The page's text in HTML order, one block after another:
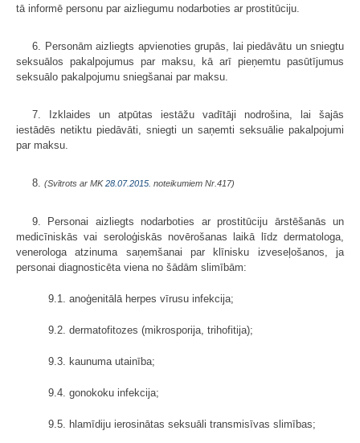
tā informē personu par aizliegumu nodarboties ar prostitūciju.
6. Personām aizliegts apvienoties grupās, lai piedāvātu un sniegtu
seksuālos pakalpojumus par maksu, kā arī pieņemtu pasūtījumus
seksuālo pakalpojumu sniegšanai par maksu.
7. Izklaides un atpūtas iestāžu vadītāji nodrošina, lai šajās
iestādēs netiktu piedāvāti, sniegti un saņemti seksuālie pakalpojumi
par maksu.
8. (Svītrots ar MK28.07.2015. noteikumiem Nr.417)
9. Personai aizliegts nodarboties ar prostitūciju ārstēšanās un
medicīniskās vai seroloģiskās novērošanas laikā līdz dermatologa,
venerologa atzinuma saņemšanai par klīnisku izveseļošanos, ja
personai diagnosticēta viena no šādām slimībām:
9.1. anoģenitālā herpes vīrusu infekcija;
9.2. dermatofitozes (mikrosporija, trihofitija);
9.3. kaunuma utainība;
9.4. gonokoku infekcija;
9.5. hlamīdiju ierosinātas seksuāli trans­misīvas slimības;